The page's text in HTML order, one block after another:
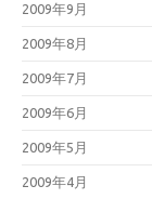
2009年9月
2009年8月
2009年7月
2009年6月
2009年5月
2009年4月